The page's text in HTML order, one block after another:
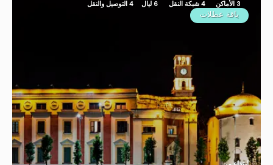
3 الأماكن 4 شبكة النقل 6 ليال 4 التوصيل والنقل
باقة عطلات